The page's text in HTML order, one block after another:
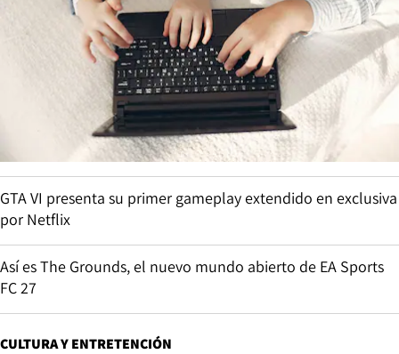
GTA VI presenta su primer gameplay extendido en exclusiva
por Netflix
Así es The Grounds, el nuevo mundo abierto de EA Sports
FC 27
CULTURA Y ENTRETENCIÓN